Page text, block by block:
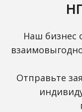
Наш бизнес
Отправьте